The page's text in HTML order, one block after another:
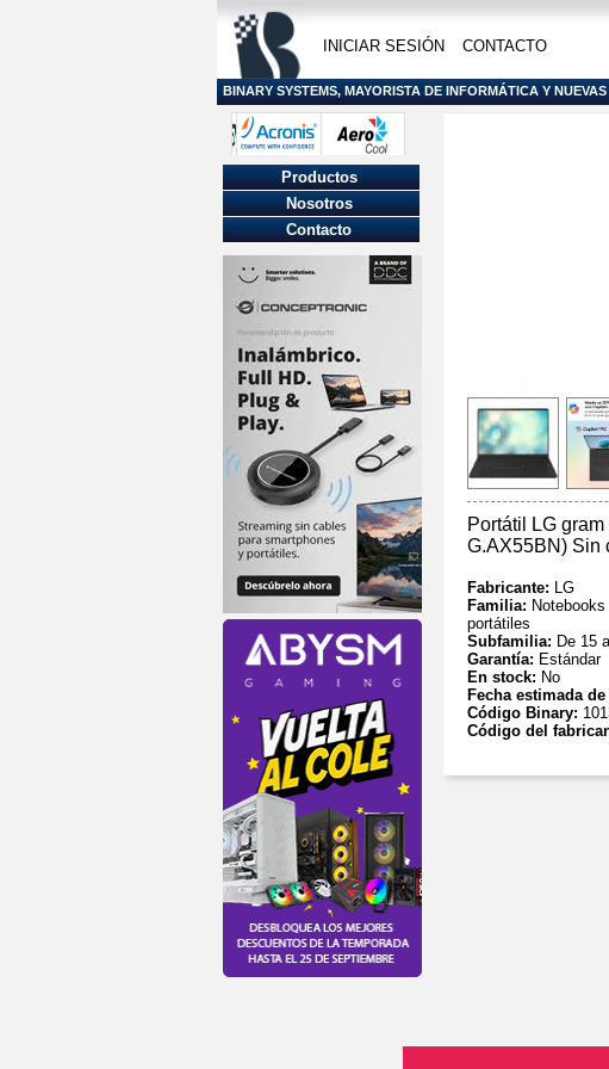
INICIAR SESIÓN CONTACTO
BINARY SYSTEMS, MAYORISTA DE INFORMÁTICA Y
Portátil LG
G.AX55BN) Sin
Fabricante: LG
Familia:
portátiles
Subfamilia: De 15
Garantía: Estándar
En stock: No
Fecha estimada
Código Binary:
Código del
Productos
Nosotros
Contacto